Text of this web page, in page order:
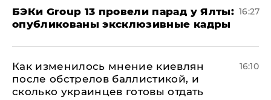
​БЭКи Group 13 провели парад у Ялты:
опубликованы эксклюзивные кадры
16:27
Как изменилось мнение киевлян
после обстрелов баллистикой, и
сколько украинцев готовы отдать
16:10